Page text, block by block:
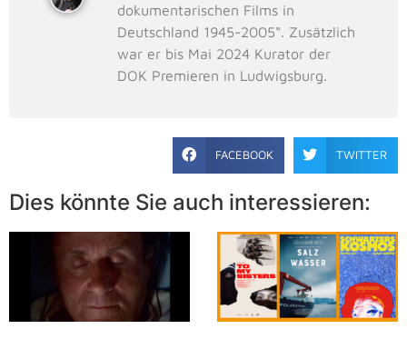
dokumentarischen Films in
Deutschland 1945-2005“. Zusätzlich
war er bis Mai 2024 Kurator der
DOK Premieren in Ludwigsburg.
FACEBOOK TWITTER
Dies könnte Sie auch interessieren: